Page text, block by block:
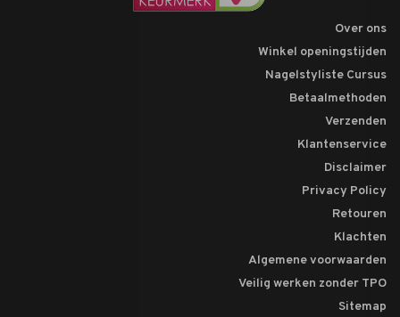
Over ons
Winkel openingstijden
Nagelstyliste Cursus
Betaalmethoden
Verzenden
Klantenservice
Disclaimer
Privacy Policy
Retouren
Klachten
Algemene voorwaarden
Veilig werken zonder TPO
Sitemap